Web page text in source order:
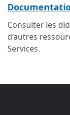
Consulter les
d’autres
Services.